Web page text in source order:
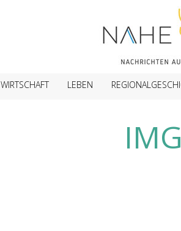
WIRTSCHAFT LEBEN